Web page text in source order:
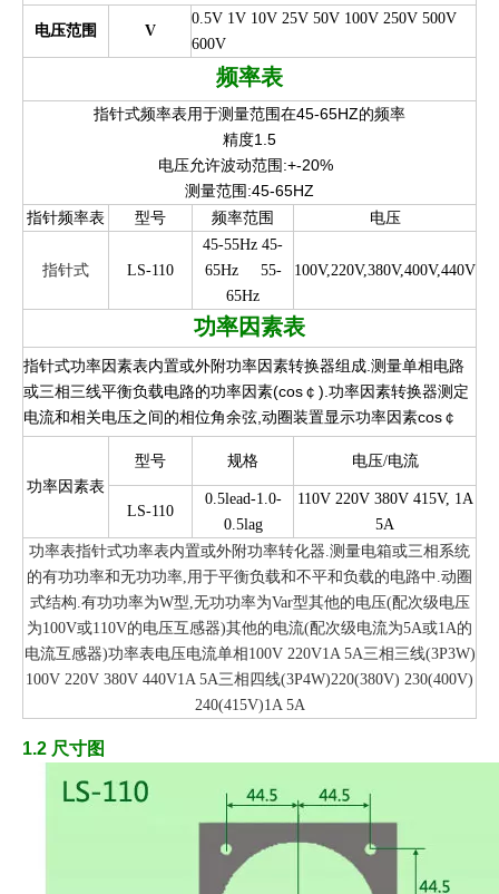
电压范围 V
0.5V 1V 10V 25V 50V 100V 250V 500V
600V
频率表
指针式频率表用于测量范围在45-65HZ的频率
精度1.5
电压允许波动范围:+-20%
测量范围:45-65HZ
指针频率表 型号 频率范围 电压
指针式 LS-110
45-55Hz 45-
65Hz
55-
65Hz
100V,220V,380V,400V,440V
功率因素表
指针式功率因素表内置或外附功率因素转换器组成.测量单相电路
或三相三线平衡负载电路的功率因素(cos￠).功率因素转换器测定
电流和相关电压之间的相位角余弦,动圈装置显示功率因素cos￠
功率因素表
型号 规格 电压/电流
LS-110
0.5lead-1.0-
0.5lag
110V 220V 380V 415V, 1A
5A
功率表指针式功率表内置或外附功率转化器.测量电箱或三相系统
的有功功率和无功功率,用于平衡负载和不平和负载的电路中.动圈
式结构.有功功率为W型,无功功率为Var型其他的电压(配次级电压
为100V或110V的电压互感器)其他的电流(配次级电流为5A或1A的
电流互感器)功率表电压电流单相100V 220V1A 5A三相三线(3P3W)
100V 220V 380V 440V1A 5A三相四线(3P4W)220(380V) 230(400V)
240(415V)1A 5A
1.2 尺寸图